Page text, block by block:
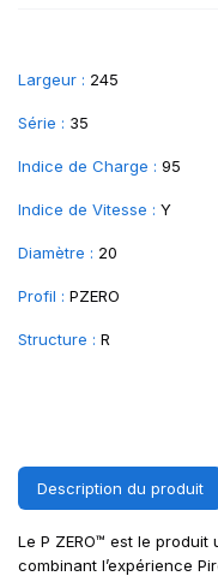
Largeur : 245
Série : 35
Indice de Charge : 95
Indice de Vitesse : Y
Diamètre : 20
Profil : PZERO
Structure : R
Description du produit
Le P ZERO™ est le
combinant l’expérience